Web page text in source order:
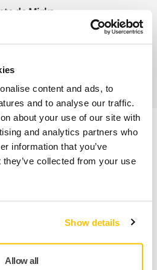
content and ads, to
and to analyse our traffic.
about your use of our site with
and analytics partners who
information that you’ve
collected from your use
Show details
Allow all
de Mirka
profesionales para un
sobre el producto
Se adapta a las lijadoras de